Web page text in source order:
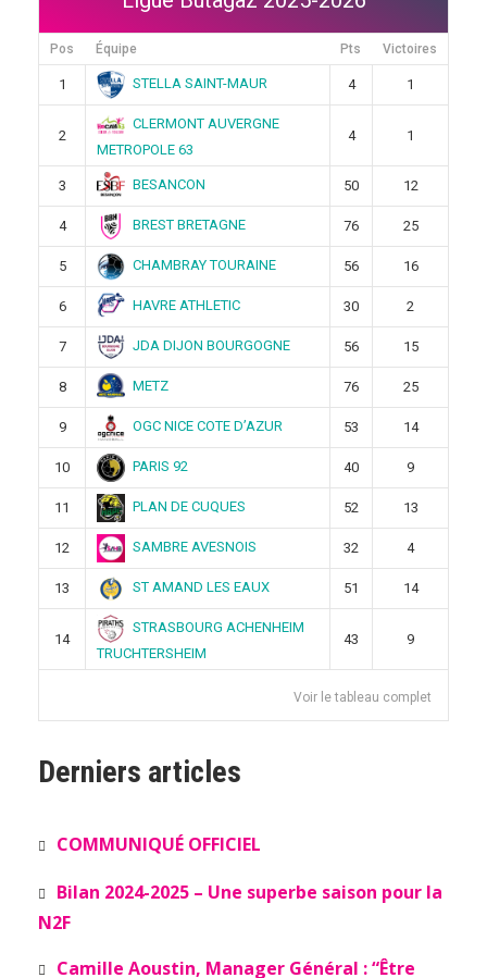
Pos Équipe Pts Victoires
1 STELLA SAINT-MAUR 4 1
2
CLERMONT AUVERGNE
METROPOLE 63
4 1
3 BESANCON 50 12
4 BREST BRETAGNE 76 25
5 CHAMBRAY TOURAINE 56 16
6 HAVRE ATHLETIC 30 2
7 JDA DIJON BOURGOGNE 56 15
8 METZ 76 25
9 OGC NICE COTE D’AZUR 53 14
10 PARIS 92 40 9
11 PLAN DE CUQUES 52 13
12 SAMBRE AVESNOIS 32 4
13 ST AMAND LES EAUX 51 14
14
STRASBOURG ACHENHEIM
TRUCHTERSHEIM
43 9
Voir le tableau complet
Derniers articles
COMMUNIQUÉ OFFICIEL
Bilan 2024-2025 – Une superbe saison pour la
N2F
Camille Aoustin, Manager Général : “Être